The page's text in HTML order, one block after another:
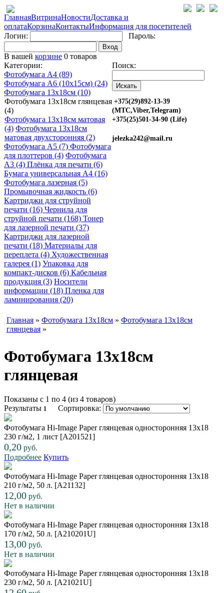
ГлавнаяВитринаНовостиДоставка и
оплатаКорзинаКонтактыИнформация для посетителей
Логин:
Пароль:
Вход
В вашей корзине 0 товаров
Категории:
Фотобумага A4 (89)
Фотобумага A6 (10х15см) (24)
Фотобумага 13х18см (10)
Фотобумага 13х18см глянцевая
(4)
Фотобумага 13х18см матовая
(4) Фотобумага 13х18см
матовая двухсторонняя (2)
Фотобумага A5 (7) Фотобумага
для плоттеров (4) Фотобумага
A3 (4) Плёнка для печати (6)
Бумага универсальная A4 (16)
Фотобумага лазерная (5)
Промывочная жидкость (6)
Картриджи для струйной
печати (16) Чернила для
струйной печати (168) Тонер
для лазерной печати (37)
Картриджи для лазерной
печати (18) Материалы для
переплета (4) Художественная
галерея (1) Упаковка для
компакт-дисков (6) Кабельная
продукция (3) Носители
информации (18) Пленка для
ламинирования (20)
Поиск:
+375(29)892-13-39
(МТС,Viber,Telegram)
+375(25)501-34-90 (Life)
jelezka242@mail.ru
Главная » Фотобумага 13х18см » Фотобумага 13х18см
глянцевая »
Фотобумага 13х18см
глянцевая
Показаны с 1 по 4 (из 4 товаров)
Результаты 1 Сортировка:
Фотобумага Hi-Image Paper глянцевая односторонняя 13x18
230 г/м2, 1 лист [A201521]
0,20 руб.
Подробнее Купить
Фотобумага Hi-Image Paper глянцевая односторонняя 13x18
210 г/м2, 50 л. [A21132]
12,00 руб.
Нет в наличии
Фотобумага Hi-Image Paper глянцевая односторонняя 13x18
170 г/м2, 50 л. [A210201U]
13,00 руб.
Нет в наличии
Фотобумага Hi-Image Paper глянцевая односторонняя 13x18
230 г/м2, 50 л. [A21021U]